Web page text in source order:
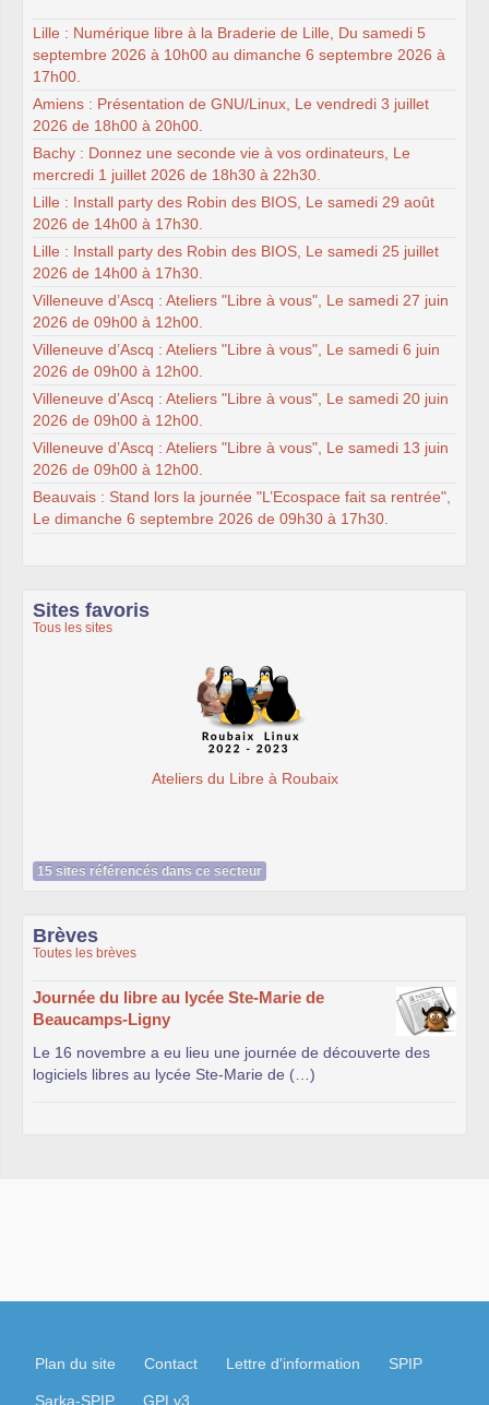
Lille : Numérique libre à la Braderie de Lille, Du samedi 5
septembre 2026 à 10h00 au dimanche 6 septembre 2026 à
17h00.
Amiens : Présentation de GNU/Linux, Le vendredi 3 juillet
2026 de 18h00 à 20h00.
Bachy : Donnez une seconde vie à vos ordinateurs, Le
mercredi 1 juillet 2026 de 18h30 à 22h30.
Lille : Install party des Robin des BIOS, Le samedi 29 août
2026 de 14h00 à 17h30.
Lille : Install party des Robin des BIOS, Le samedi 25 juillet
2026 de 14h00 à 17h30.
Villeneuve d’Ascq : Ateliers "Libre à vous", Le samedi 27 juin
2026 de 09h00 à 12h00.
Villeneuve d’Ascq : Ateliers "Libre à vous", Le samedi 6 juin
2026 de 09h00 à 12h00.
Villeneuve d’Ascq : Ateliers "Libre à vous", Le samedi 20 juin
2026 de 09h00 à 12h00.
Villeneuve d’Ascq : Ateliers "Libre à vous", Le samedi 13 juin
2026 de 09h00 à 12h00.
Beauvais : Stand lors la journée "L’Ecospace fait sa rentrée",
Le dimanche 6 septembre 2026 de 09h30 à 17h30.
Sites favoris
Tous les sites
Ateliers du Libre à Roubaix
15 sites référencés dans ce secteur
Brèves
Toutes les brèves
Journée du libre au lycée Ste-Marie de
Beaucamps-Ligny
Le 16 novembre a eu lieu une journée de découverte des
logiciels libres au lycée Ste-Marie de (…)
Plan du site Contact Lettre d'information SPIP
Sarka-SPIP GPLv3